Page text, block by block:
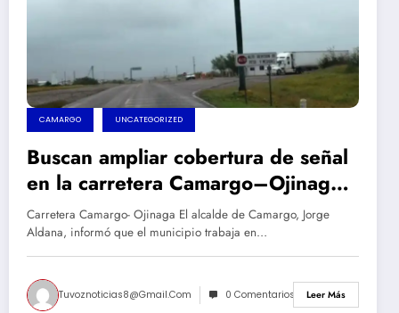
CAMARGO UNCATEGORIZED
Buscan ampliar cobertura de señal
en la carretera Camargo–Ojinaga;
proyecto presenta 50% de avance
Carretera Camargo- Ojinaga El alcalde de Camargo, Jorge
Aldana, informó que el municipio trabaja en…
Tuvoznoticias8@gmail.com 0 Comentarios Leer Más